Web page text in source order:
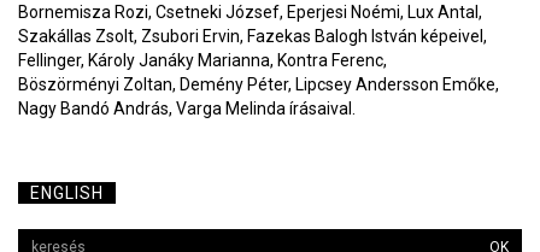
Bornemisza Rozi, Csetneki József, Eperjesi Noémi, Lux Antal,
Szakállas Zsolt, Zsubori Ervin, Fazekas Balogh István képeivel,
Fellinger, Károly Janáky Marianna, Kontra Ferenc,
Böszörményi Zoltan, Demény Péter, Lipcsey Andersson Emőke,
Nagy Bandó András, Varga Melinda írásaival.
ENGLISH
OK